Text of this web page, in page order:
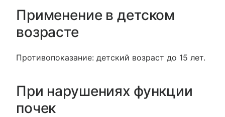
Применение в детском
возрасте
Противопоказание: детский возраст до 15 лет.
При нарушениях функции
почек